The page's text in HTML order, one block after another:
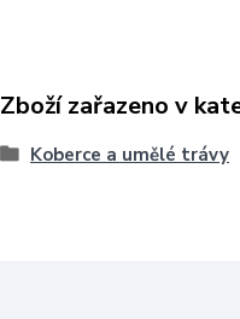
Zboží zařazeno v
Koberce a umělé trávy